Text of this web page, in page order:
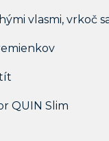
vlasmi, vrkoč
QUIN Slim